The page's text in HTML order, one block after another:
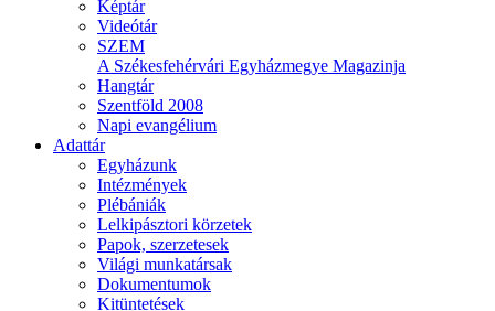
Képtár
Videótár
SZEM
A Székesfehérvári Egyházmegye Magazinja
Hangtár
Szentföld 2008
Napi evangélium
Adattár
Egyházunk
Intézmények
Plébániák
Lelkipásztori körzetek
Papok, szerzetesek
Világi munkatársak
Dokumentumok
Kitüntetések